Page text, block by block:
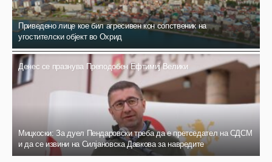
Приведено лице кое бил агресивен кон сопственик на
угостителски објект во Охрид
Денес се празнува Преподобен Ефтимиј Велики
Мицкоски: За дуел Пендаровски треба да е претседател на СДСМ
и да се извини на Силјановска Давкова за навредите